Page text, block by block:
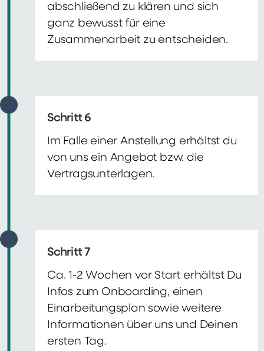
abschließend zu klären und sich
ganz bewusst für eine
Zusammenarbeit zu entscheiden.
Schritt 6
Im Falle einer Anstellung erhältst du
von uns ein Angebot bzw. die
Vertragsunterlagen.
Schritt 7
Ca. 1-2 Wochen vor Start erhältst Du
Infos zum Onboarding, einen
Einarbeitungsplan sowie weitere
Informationen über uns und Deinen
ersten Tag.